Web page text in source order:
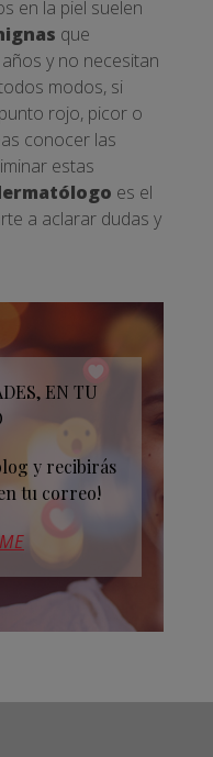
en la piel suelen
que
y no necesitan
modos, si
rojo, picor o
conocer las
estas
es el
a aclarar dudas y
EN TU
y recibirás
tu correo!